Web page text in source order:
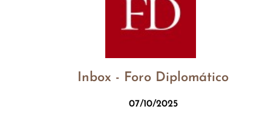
Inbox - Foro Diplomático
07/10/2025